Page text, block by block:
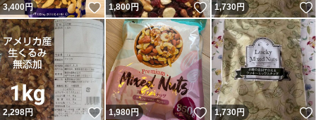
3,400円 いいね！
1,800円 いいね！
1,730円
2,298円 いいね！
1,980円 いいね！
1,730円